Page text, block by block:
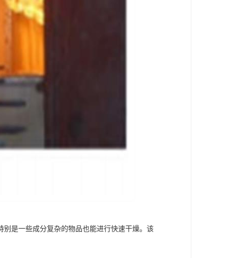
是一些成分复杂的物品也能进行快速干燥。该